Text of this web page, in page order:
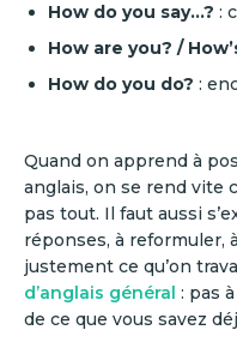
How do you say…? :
How are you? /
How do you do? :
Quand on apprend à
anglais, on se rend vite
pas tout. Il faut aussi
réponses, à reformuler,
justement ce qu’on
d’anglais général : pas
de ce que vous savez